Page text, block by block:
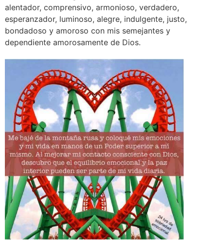
alentador, comprensivo, armonioso, verdadero,
esperanzador, luminoso, alegre, indulgente, justo,
bondadoso y amoroso con mis semejantes y
dependiente amorosamente de Dios.